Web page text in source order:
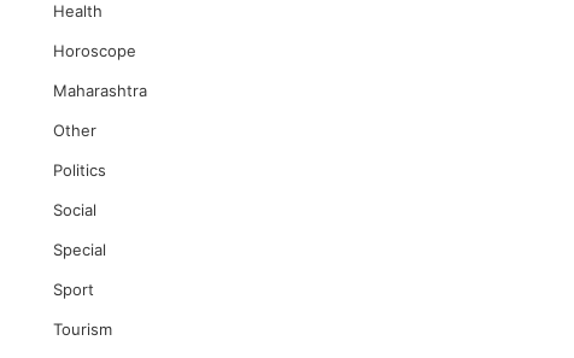
Health
Horoscope
Maharashtra
Other
Politics
Social
Special
Sport
Tourism